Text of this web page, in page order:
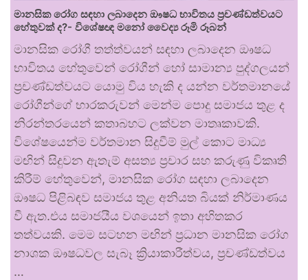
මානසික රෝග සඳහා ලබාදෙන ඖෂධ භාවිතය ප්‍රචණ්ඩත්වයට
හේතුවක් ද?- විශේෂඥ මනෝ වෛද්‍ය රූමි රූබන්
මානසික රෝගී තත්ත්වයන් සඳහා ලබාදෙන ඖෂධ
භාවිතය හේතුවෙන් රෝගීන් හෝ සාමාන්‍ය පුද්ගලයන්
ප්‍රචණ්ඩත්වයට යොමු විය හැකි ද යන්න වර්තමානයේ
රෝගීන්ගේ භාරකරුවන් මෙන්ම පොදු සමාජය තුළ ද
නිරන්තරයෙන් කතාබහට ලක්වන මාතෘකාවකි.
විශේෂයෙන්ම වර්තමාන සිදුවීම් මුල් කොට මාධ්‍ය
මඟින් සිදුවන ඇතැම් අසත්‍ය ප්‍රචාර සහ කරුණු විකෘති
කිරීම් හේතුවෙන්, මානසික රෝග සඳහා ලබාදෙන
ඖෂධ පිළිබඳව සමාජය තුළ අනියත බියක් නිර්මාණය
වී ඇත.එය සමාජයීය වශයෙන් ඉතා අහිතකර
තත්වයකි. මෙම සටහන මඟින් ප්‍රධාන මානසික රෝග
නාශක ඖෂධවල සැබෑ ක්‍රියාකාරීත්වය, ප්‍රචණ්ඩත්වය
…